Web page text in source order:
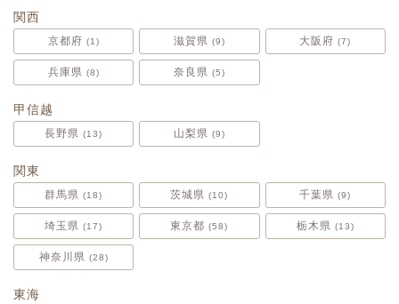
関西
京都府 1 滋賀県 9 大阪府 7
兵庫県 8 奈良県 5
甲信越
長野県 13 山梨県 9
関東
群馬県 18 茨城県 10 千葉県 9
埼玉県 17 東京都 58 栃木県 13
神奈川県 28
東海